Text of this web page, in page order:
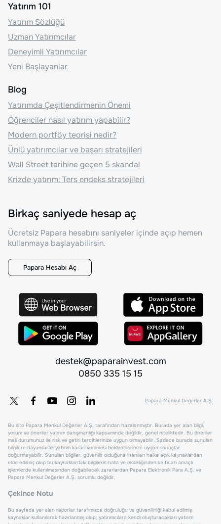
Yatırım 101
Yatırım Sözlüğü
Uzman Yatırımcılar
Deneyimli Yatırımcılar
Yeni Başlayanlar
Blog
Yatırımda Çeşitlendirmenin Önemi
Öğrenciler nasıl yatırım yapabilir?
Modern portföy teorisi nedir?
Ünlü yatırımcılar ve başarı stratejileri
Wall Street tarihine geçen 5 skandal
Krizde yatırım: Ters endeks stratejileri
Birkaç saniyede hesap aç
Ücretsiz Papara hesabını saniyeler içinde açıp hemen
kullanmaya başlayabilirsin.
Papara Hesabı Aç
destek@paparainvest.com
0850 335 15 15
Papara Menkul Değerler A.Ş.
Bu site Papara Menkul Değerler A.Ş. tarafından hazırlanmıştır. Burada yer alan bilgi,
yorum ve öneriler yatırım danışmanlığı kapsamında değildir, genel niteliktedir. Bu öneriler
mali durumunuz ile risk ve getiri tercihlerinize uygun olmayabilir. Sadece burada sunulan
bilgilere dayanılarak yatırım kararı verilmesi beklentilerinize uygun sonuçlar
doğurmayabilir. Sunulan bilgiler, güvenilir olduğuna inanılan halka açık kaynaklardan
elde edilmiş olup bu kaynaklardaki bilgilerin hata ve eksikliğinden ve ticari amaçlı
işlemlerde kullanılmasından doğabilecek zararlardan Papara Elektronik Para A.Ş. ve
Papara Menkul Değerler A.Ş. sorumlu değildir.
Çekince Notu
Bu sayfada yer alan raporlar tarafımızca doğruluğu ve güvenilirliği kabul edilmiş
kaynaklar kullanılarak hazırlanmış olup, yatırımcılara kendi oluşturacakları yatırım